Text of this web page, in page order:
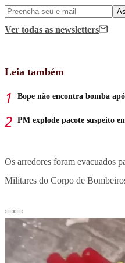
Ver todas as newsletters
Leia também
Bope não encontra bomba
PM explode pacote suspeito
Os arredores foram evacuados
Militares do Corpo de